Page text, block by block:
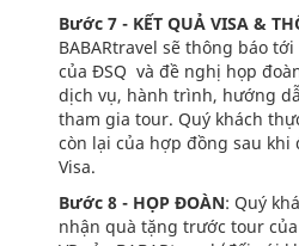
Bước 7 - KẾT QUẢ VISA &
BABARtravel sẽ thông báo
của ĐSQ và đề nghị họp
dịch vụ, hành trình, hướng
tham gia tour. Quý khách
còn lại của hợp đồng sau
Visa.
Bước 8 - HỌP ĐOÀN: Quý
nhận quà tặng trước tour